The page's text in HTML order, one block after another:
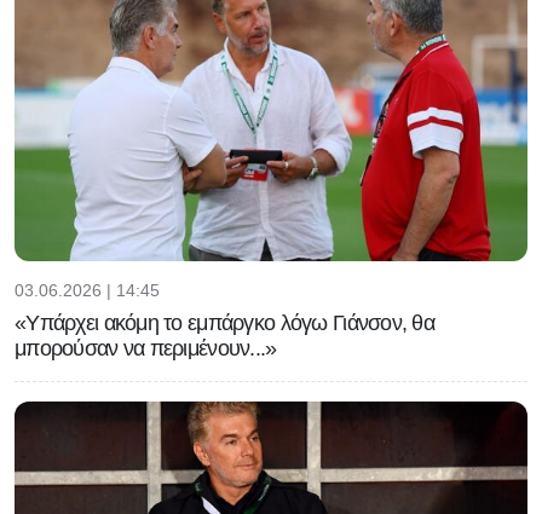
03.06.2026 | 14:45
«Υπάρχει ακόμη το εμπάργκο λόγω Γιάνσον, θα
μπορούσαν να περιμένουν...»